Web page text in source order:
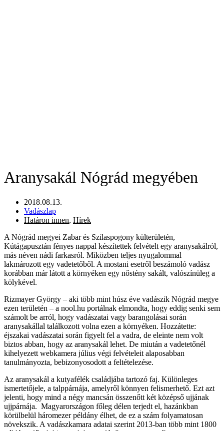
Aranysakál Nógrád megyében
2018.08.13.
Vadászlap
Határon innen, Hírek
A Nógrád megyei Zabar és Szilaspogony külterületén,
Kútágapusztán fényes nappal készítettek felvételt egy aranysakálról,
más néven nádi farkasról. Miközben teljes nyugalommal
lakmározott egy vadetetőből. A mostani esetről beszámoló vadász
korábban már látott a környéken egy nőstény sakált, valószínüleg a
kölykével.
Rizmayer György – aki több mint húsz éve vadászik Nógrád megye
ezen területén – a nool.hu portálnak elmondta, hogy eddig senki sem
számolt be arról, hogy vadászatai vagy barangolásai során
aranysakállal találkozott volna ezen a környéken. Hozzátette:
éjszakai vadászatai során figyelt fel a vadra, de eleinte nem volt
biztos abban, hogy az aranysakál lehet. De miután a vadetetőnél
kihelyezett webkamera július végi felvételeit alaposabban
tanulmányozta, bebizonyosodott a feltételezése.
Az aranysakál a kutyafélék családjába tartozó faj. Különleges
ismertetőjele, a talppárnája, amelyről könnyen felismerhető. Ezt azt
jelenti, hogy mind a négy mancsán összenőtt két középső ujjának
ujjpárnája. Magyarországon főleg délen terjedt el, hazánkban
körülbelül háromezer példány élhet, de ez a szám folyamatosan
növekszik. A vadászkamara adatai szerint 2013-ban több mint 1800